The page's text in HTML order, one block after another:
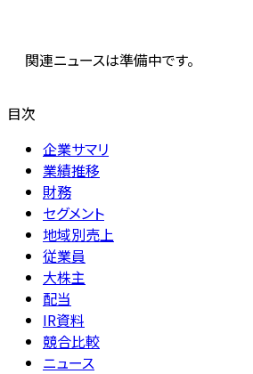
関連ニュースは準備中です。
目次
企業サマリ
業績推移
財務
セグメント
地域別売上
従業員
大株主
配当
IR資料
競合比較
ニュース